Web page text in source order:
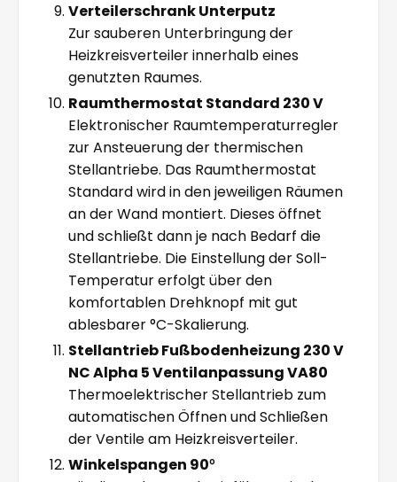
Verteilerschrank Unterputz
Zur sauberen Unterbringung der
Heizkreisverteiler innerhalb eines
genutzten Raumes.
Raumthermostat Standard 230 V
Elektronischer Raumtemperaturregler
zur Ansteuerung der thermischen
Stellantriebe. Das Raumthermostat
Standard wird in den jeweiligen Räumen
an der Wand montiert. Dieses öffnet
und schließt dann je nach Bedarf die
Stellantriebe. Die Einstellung der Soll-
Temperatur erfolgt über den
komfortablen Drehknopf mit gut
ablesbarer °C-Skalierung.
Stellantrieb Fußbodenheizung 230 V
NC Alpha 5 Ventilanpassung VA80
Thermoelektrischer Stellantrieb zum
automatischen Öffnen und Schließen
der Ventile am Heizkreisverteiler.
Winkelspangen 90°